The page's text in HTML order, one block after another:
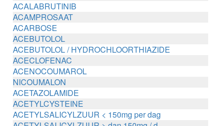
ACALABRUTINIB
ACAMPROSAAT
ACARBOSE
ACEBUTOLOL
ACEBUTOLOL / HYDROCHLOORTHIAZIDE
ACECLOFENAC
ACENOCOUMAROL
NICOUMALON
ACETAZOLAMIDE
ACETYLCYSTEINE
ACETYLSALICYLZUUR < 150mg per dag